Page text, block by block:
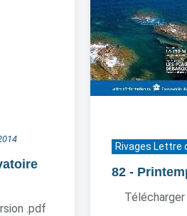
.pdf
Rivages Lettre
82 -